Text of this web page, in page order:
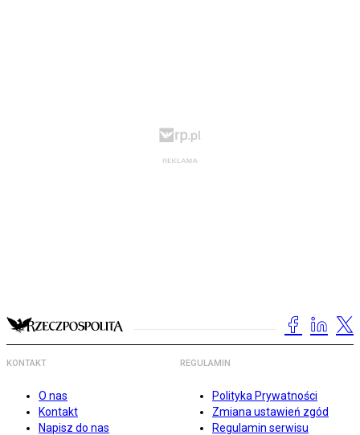
KONTAKT
O nas
Kontakt
Napisz do nas
REGULAMIN
Polityka Prywatności
Zmiana ustawień zgód
Regulamin serwisu